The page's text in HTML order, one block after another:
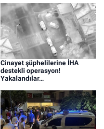
Cinayet şüphelilerine İHA
destekli operasyon!
Yakalandılar…